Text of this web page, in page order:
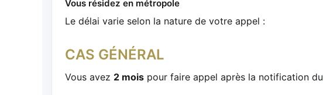
Vous résidez en métropole
Le délai varie selon la nature de votre appel :
CAS GÉNÉRAL
Vous avez 2 moispour faire appel après la notification du